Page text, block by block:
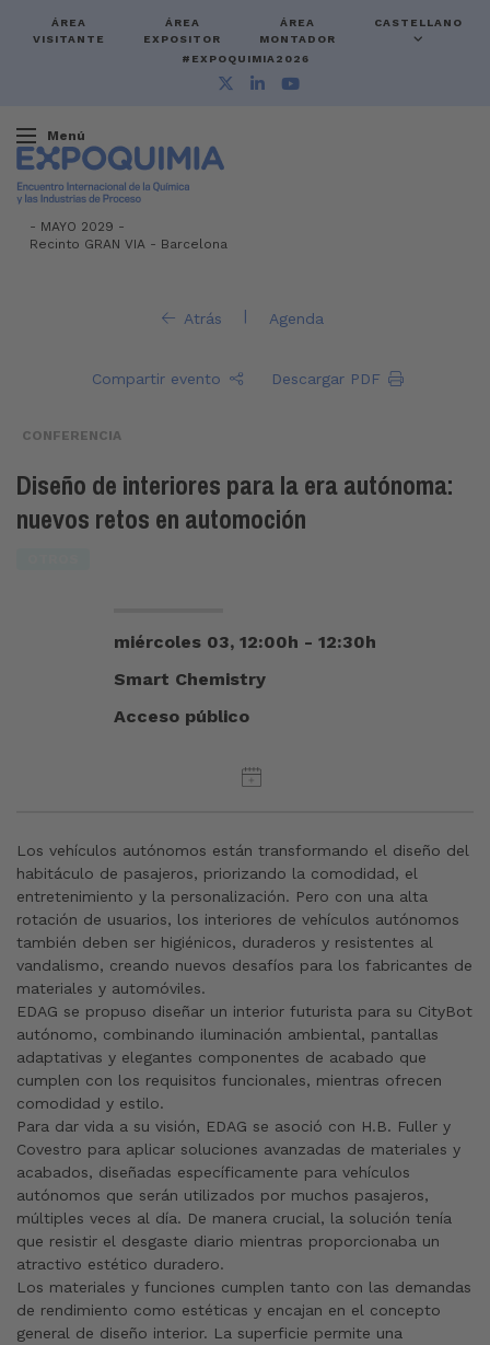
ÁREA
VISITANTE
ÁREA
EXPOSITOR
ÁREA
MONTADOR
CASTELLANO
#EXPOQUIMIA2026
Menú
- MAYO 2029 -
Recinto GRAN VIA - Barcelona
Atrás | Agenda
Compartir evento Descargar PDF
CONFERENCIA
Diseño de interiores para la era autónoma:
nuevos retos en automoción
miércoles 03, 12:00h - 12:30h
Smart Chemistry
Acceso público
Los vehículos autónomos están transformando el diseño del
habitáculo de pasajeros, priorizando la comodidad, el
entretenimiento y la personalización. Pero con una alta
rotación de usuarios, los interiores de vehículos autónomos
también deben ser higiénicos, duraderos y resistentes al
vandalismo, creando nuevos desafíos para los fabricantes de
materiales y automóviles.
EDAG se propuso diseñar un interior futurista para su CityBot
autónomo, combinando iluminación ambiental, pantallas
adaptativas y elegantes componentes de acabado que
cumplen con los requisitos funcionales, mientras ofrecen
comodidad y estilo.
Para dar vida a su visión, EDAG se asoció con H.B. Fuller y
Covestro para aplicar soluciones avanzadas de materiales y
acabados, diseñadas específicamente para vehículos
autónomos que serán utilizados por muchos pasajeros,
múltiples veces al día. De manera crucial, la solución tenía
que resistir el desgaste diario mientras proporcionaba un
atractivo estético duradero.
Los materiales y funciones cumplen tanto con las demandas
de rendimiento como estéticas y encajan en el concepto
general de diseño interior. La superficie permite una